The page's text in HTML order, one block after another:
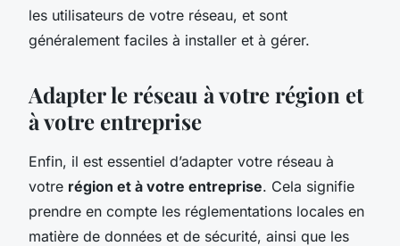
les utilisateurs de votre réseau, et sont
généralement faciles à installer et à gérer.
Adapter le réseau à votre région et
à votre entreprise
Enfin, il est essentiel d’adapter votre réseau à
votre région et à votre entreprise. Cela signifie
prendre en compte les réglementations locales en
matière de données et de sécurité, ainsi que les